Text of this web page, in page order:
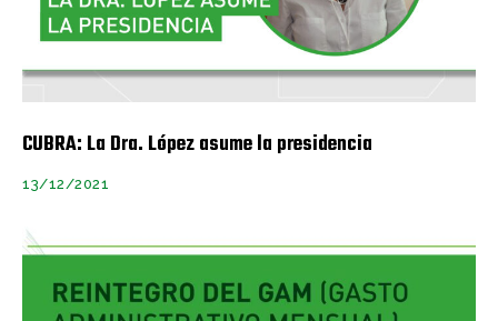
CUBRA: La Dra. López asume la presidencia
13/12/2021